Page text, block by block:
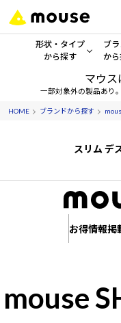
形状・タイプ
から探す
形状・タイプから
デスクトップPC
ノートPC
タブレット
サーバー
ブ
か
G
マウス
一部対象外の製品あり
HOME ブランドから探す
スリム デ
お得情報掲
mouse